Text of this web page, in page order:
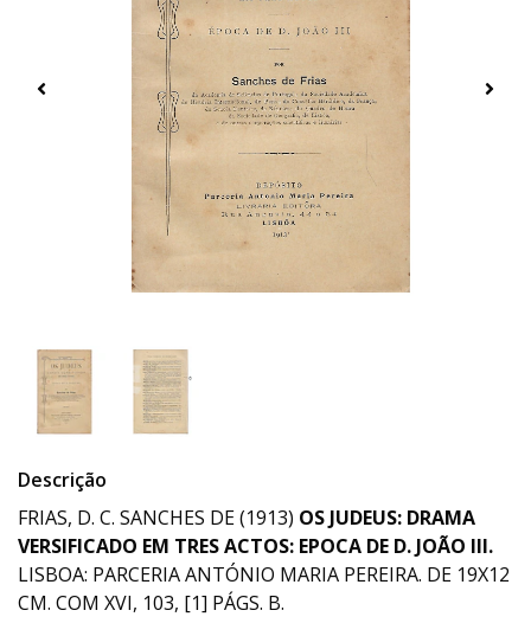
Descrição
FRIAS, D. C. SANCHES DE (1913) OS JUDEUS: DRAMA
VERSIFICADO EM TRES ACTOS: EPOCA DE D. JOÃO III.
LISBOA: PARCERIA ANTÓNIO MARIA PEREIRA. DE 19X12
CM. COM XVI, 103, [1] PÁGS. B.